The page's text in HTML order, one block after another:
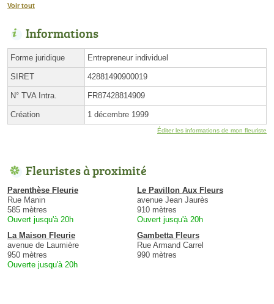
Voir tout
Informations
Forme juridique Entrepreneur individuel
SIRET 42881490900019
N° TVA Intra. FR87428814909
Création 1 décembre 1999
Éditer les informations de mon fleuriste
Fleuristes à proximité
Parenthèse Fleurie
Rue Manin
585 mètres
Ouvert jusqu'à 20h
Le Pavillon Aux Fleurs
avenue Jean Jaurès
910 mètres
Ouvert jusqu'à 20h
La Maison Fleurie
avenue de Laumière
950 mètres
Ouverte jusqu'à 20h
Gambetta Fleurs
Rue Armand Carrel
990 mètres